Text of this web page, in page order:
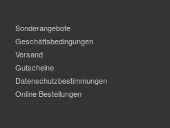
Sonderangebote
Geschäftsbedingungen
Versand
Gutscheine
Datenschutzbestimmungen
Online Bestellungen